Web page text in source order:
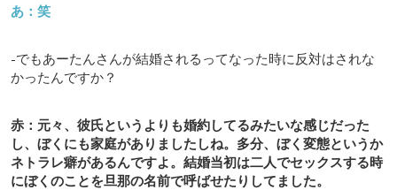
あ：笑
-でもあーたんさんが結婚されるってなった時に反対はされな
かったんですか？
赤：元々、彼氏というよりも婚約してるみたいな感じだった
し、ぼくにも家庭がありましたしね。多分、ぼく変態というか
ネトラレ癖があるんですよ。結婚当初は二人でセックスする時
にぼくのことを旦那の名前で呼ばせたりしてました。